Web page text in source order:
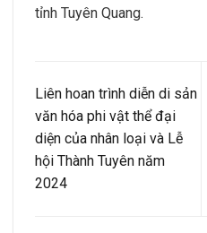
tỉnh Tuyên Quang.
Liên hoan trình diễn di sản
văn hóa phi vật thể đại
diện của nhân loại và Lễ
hội Thành Tuyên năm
2024